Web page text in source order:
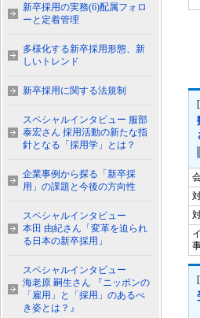
新卒採用の実務(6)配属フォロ
ーと定着管理
多様化する新卒採用形態、新
しいトレンド
新卒採用に関する法規制
スペシャルインタビュー 服部
泰宏さん 採用活動の新たな指
針となる「採用学」とは？
企業事例から探る「新卒採
用」の課題と今後の方向性
スペシャルインタビュー
本田 由紀さん「変革を迫られ
る日本の新卒採用」
スペシャルインタビュー
海老原 嗣生さん 『ニッポンの
「雇用」と「採用」のあるべ
き姿とは？』